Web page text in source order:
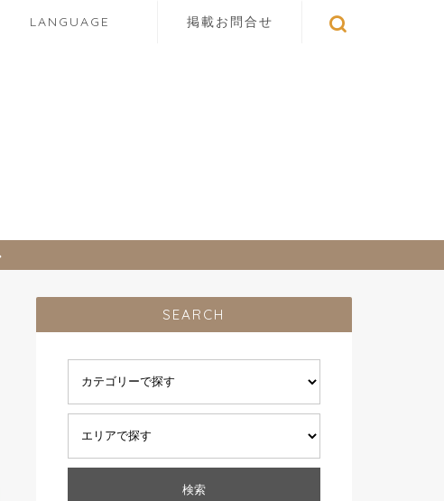
LANGUAGE 掲載お問合せ
SEARCH